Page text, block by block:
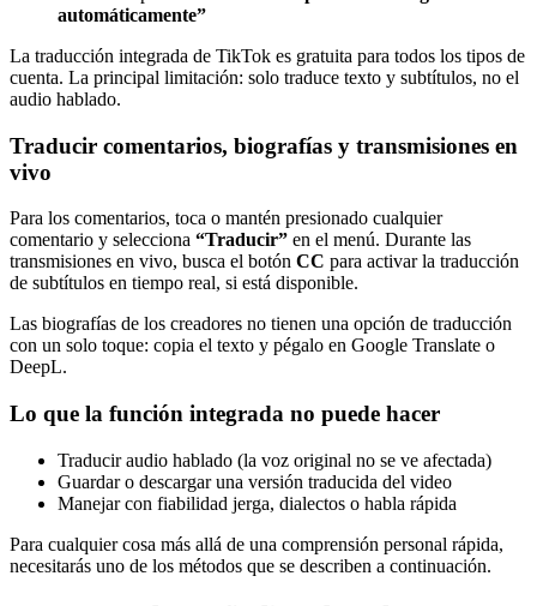
automáticamente”
La traducción integrada de TikTok es gratuita para todos los tipos de
cuenta. La principal limitación: solo traduce texto y subtítulos, no el
audio hablado.
Traducir comentarios, biografías y transmisiones en
vivo
Para los comentarios, toca o mantén presionado cualquier
comentario y selecciona “Traducir” en el menú. Durante las
transmisiones en vivo, busca el botón CC para activar la traducción
de subtítulos en tiempo real, si está disponible.
Las biografías de los creadores no tienen una opción de traducción
con un solo toque: copia el texto y pégalo en Google Translate o
DeepL.
Lo que la función integrada no puede hacer
Traducir audio hablado (la voz original no se ve afectada)
Guardar o descargar una versión traducida del video
Manejar con fiabilidad jerga, dialectos o habla rápida
Para cualquier cosa más allá de una comprensión personal rápida,
necesitarás uno de los métodos que se describen a continuación.